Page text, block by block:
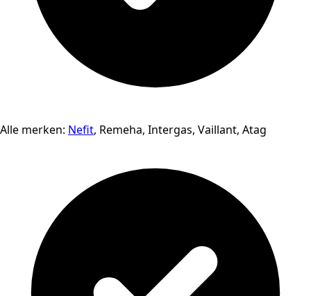
Alle merken: Nefit, Remeha, Intergas, Vaillant, Atag